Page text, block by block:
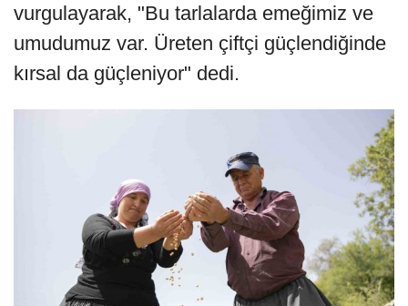
vurgulayarak, "Bu tarlalarda emeğimiz ve
umudumuz var. Üreten çiftçi güçlendiğinde
kırsal da güçleniyor" dedi.